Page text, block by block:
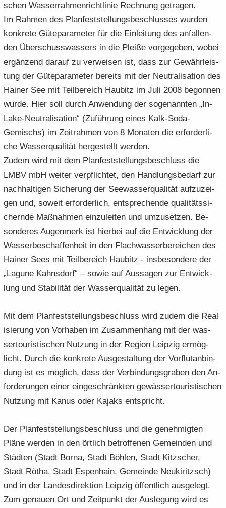
schen Was­ser­rah­men­richt­li­nie Rech­nung ge­tra­gen.
Im Rah­men des Plan­fest­stel­lungs­be­schlus­ses wur­den
kon­kre­te Gü­te­pa­ra­me­ter für die Ein­lei­tung des an­fal­len­
den Über­schuss­was­sers in die Plei­ße vor­ge­ge­ben, wobei
er­gän­zend dar­auf zu ver­wei­sen ist, dass zur Ge­währ­leis­
tung der Gü­te­pa­ra­me­ter be­reits mit der Neu­tra­li­sa­ti­on des
Hai­ner See mit Teil­be­reich Hau­bitz im Juli 2008 be­gon­nen
wurde. Hier soll durch An­wen­dung der so­ge­nann­ten „In-​
Lake-Neutralisation“ (Zu­füh­rung eines Kalk-​Soda-
Gemischs) im Zeit­rah­men von 8 Mo­na­ten die er­for­der­li­
che Was­ser­qua­li­tät her­ge­stellt wer­den.
Zudem wird mit dem Plan­fest­stel­lungs­be­schluss die
LMBV mbH wei­ter ver­pflich­tet, den Hand­lungs­be­darf zur
nach­hal­ti­gen Si­che­rung der See­was­ser­qua­li­tät auf­zu­zei­
gen und, so­weit er­for­der­lich, ent­spre­chen­de qua­li­täts­si­
chern­de Maß­nah­men ein­zu­lei­ten und um­zu­set­zen. Be­
son­de­res Au­gen­merk ist hier­bei auf die Ent­wick­lung der
Was­ser­be­schaf­fen­heit in den Flach­was­ser­be­rei­chen des
Hai­ner Sees mit Teil­be­reich Hau­bitz - ins­be­son­de­re der
„La­gu­ne Kahns­dorf“ – sowie auf Aus­sa­gen zur Ent­wick­
lung und Sta­bi­li­tät der Was­ser­qua­li­tät zu legen.
Mit dem Plan­fest­stel­lungs­be­schluss wird zudem die Rea­l
i­sie­rung von Vor­ha­ben im Zu­sam­men­hang mit der was­
ser­tou­ris­ti­schen Nut­zung in der Re­gi­on Leip­zig er­mög­
licht. Durch die kon­kre­te Aus­ge­stal­tung der Vor­flut­an­bin­
dung ist es mög­lich, dass der Ver­bin­dungs­gra­ben den An­
for­de­run­gen einer ein­ge­schränk­ten ge­wäs­ser­tou­ris­ti­schen
Nut­zung mit Kanus oder Ka­jaks ent­spricht.
Der Plan­fest­stel­lungs­be­schluss und die ge­neh­mig­ten
Pläne wer­den in den ört­lich be­trof­fe­nen Ge­mein­den und
Städ­ten (Stadt Borna, Stadt Böh­len, Stadt Kitz­scher,
Stadt Rötha, Stadt Es­pen­hain, Ge­mein­de Neu­ki­ritzsch)
und in der Lan­des­di­rek­ti­on Leip­zig öf­fent­lich aus­ge­legt.
Zum ge­nau­en Ort und Zeit­punkt der Aus­le­gung wird es